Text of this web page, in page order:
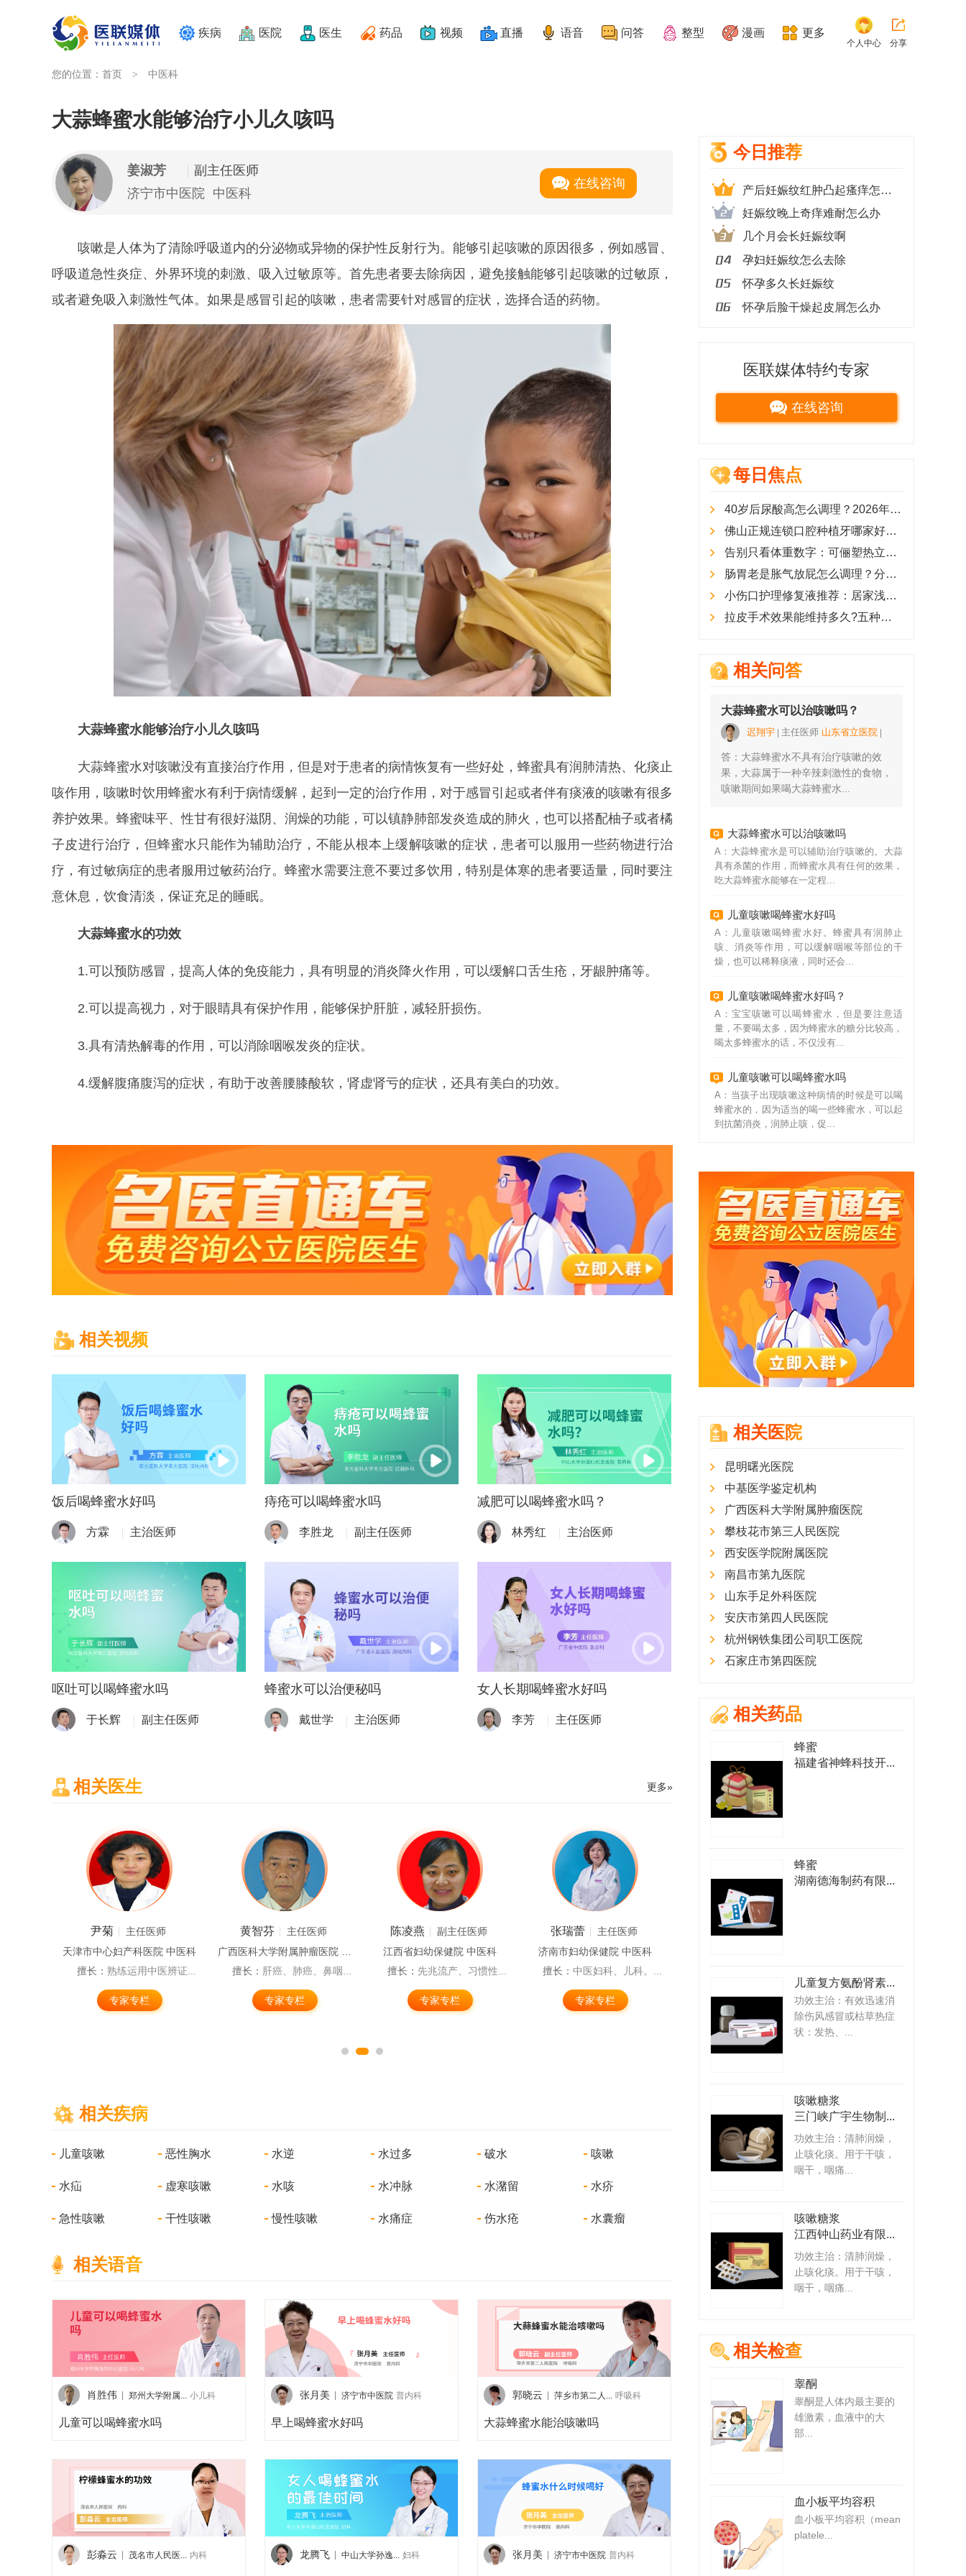
疾病 医院 医生 药品 视频 直播 语音 问答 整型 漫画 更多
个人中心 分享
您的位置： 首页 > 中医科
大蒜蜂蜜水能够治疗小儿久咳吗
姜淑芳
副主任医师
济宁市中医院 中医科
在线咨询
咳嗽是人体为了清除呼吸道内的分泌物或异物的保护性反射行为。能够引起咳嗽的原因很多，例如感冒、
呼吸道急性炎症、外界环境的刺激、吸入过敏原等。首先患者要去除病因，避免接触能够引起咳嗽的过敏原，
或者避免吸入刺激性气体。如果是感冒引起的咳嗽，患者需要针对感冒的症状，选择合适的药物。
大蒜蜂蜜水能够治疗小儿久咳吗
大蒜蜂蜜水对咳嗽没有直接治疗作用，但是对于患者的病情恢复有一些好处，蜂蜜具有润肺清热、化痰止
咳作用，咳嗽时饮用蜂蜜水有利于病情缓解，起到一定的治疗作用，对于感冒引起或者伴有痰液的咳嗽有很多
养护效果。蜂蜜味平、性甘有很好滋阴、润燥的功能，可以镇静肺部发炎造成的肺火，也可以搭配柚子或者橘
子皮进行治疗，但蜂蜜水只能作为辅助治疗，不能从根本上缓解咳嗽的症状，患者可以服用一些药物进行治
疗，有过敏病症的患者服用过敏药治疗。蜂蜜水需要注意不要过多饮用，特别是体寒的患者要适量，同时要注
意休息，饮食清淡，保证充足的睡眠。
大蒜蜂蜜水的功效
1.可以预防感冒，提高人体的免疫能力，具有明显的消炎降火作用，可以缓解口舌生疮，牙龈肿痛等。
2.可以提高视力，对于眼睛具有保护作用，能够保护肝脏，减轻肝损伤。
3.具有清热解毒的作用，可以消除咽喉发炎的症状。
4.缓解腹痛腹泻的症状，有助于改善腰膝酸软，肾虚肾亏的症状，还具有美白的功效。
相关视频
饭后喝蜂蜜水好吗
方霖 主治医师
痔疮可以喝蜂蜜水吗
李胜龙 副主任医师
减肥可以喝蜂蜜水吗？
林秀红 主治医师
呕吐可以喝蜂蜜水吗
于长辉 副主任医师
蜂蜜水可以治便秘吗
戴世学 主治医师
女人长期喝蜂蜜水好吗
李芳 主任医师
相关医生 更多»
尹菊
主任医师
天津市中心妇产科医院 中医科
擅长： 熟练运用中医辨证...
专家专栏
黄智芬
主任医师
擅长： 肝癌、肺癌、鼻咽...
专家专栏
陈凌燕
副主任医师
江西省妇幼保健院 中医科
擅长： 先兆流产、习惯性...
专家专栏
张瑞蕾
主任医师
济南市妇幼保健院 中医科
擅长： 中医妇科、儿科。...
专家专栏
谭志强
主治医师
专家专栏 专家专栏
相关疾病
儿童咳嗽 恶性胸水 水逆 水过多 破水 咳嗽
水疝 虚寒咳嗽 水咳 水冲脉 水潴留 水疥
急性咳嗽 干性咳嗽 慢性咳嗽 水痛症 伤水疮 水囊瘤
相关语音
肖胜伟 郑州大学附属... 小儿科
儿童可以喝蜂蜜水吗
张月美 济宁市中医院 普内科
早上喝蜂蜜水好吗
郭晓云 萍乡市第二人... 呼吸科
大蒜蜂蜜水能治咳嗽吗
彭淼云 茂名市人民医... 内科 龙腾飞 中山大学孙逸... 妇科 张月美 济宁市中医院 普内科
今日推荐
产后妊娠纹红肿凸起瘙痒怎么办
妊娠纹晚上奇痒难耐怎么办
几个月会长妊娠纹啊
孕妇妊娠纹怎么去除
怀孕多久长妊娠纹
怀孕后脸干燥起皮屑怎么办
医联媒体特约专家
在线咨询
每日焦点
40岁后尿酸高怎么调理？2026年热门降尿酸补剂测评，助力重塑健康代谢
佛山正规连锁口腔种植牙哪家好？广大口腔技术、医生与价格全盘点
告别只看体重数字：可俪塑热立塑助力精准局部塑形升级
肠胃老是胀气放屁怎么调理？分情境解析经常胀气吃什么牌子的益生菌
小伤口护理修复液推荐：居家浅表创面科学护理方案与产品选型
拉皮手术效果能维持多久?五种主流面部提升全面解析
相关问答
大蒜蜂蜜水可以治咳嗽吗？
迟翔宇 主任医师 山东省立医院
答：大蒜蜂蜜水不具有治疗咳嗽的效
果，大蒜属于一种辛辣刺激性的食物，
咳嗽期间如果喝大蒜蜂蜜水...
大蒜蜂蜜水可以治咳嗽吗
A：大蒜蜂蜜水是可以辅助治疗咳嗽的。大蒜
具有杀菌的作用，而蜂蜜水具有任何的效果，
吃大蒜蜂蜜水能够在一定程...
儿童咳嗽喝蜂蜜水好吗
A：儿童咳嗽喝蜂蜜水好。蜂蜜具有润肺止
咳、消炎等作用，可以缓解咽喉等部位的干
燥，也可以稀释痰液，同时还会...
儿童咳嗽喝蜂蜜水好吗？
A：宝宝咳嗽可以喝蜂蜜水，但是要注意适
量，不要喝太多，因为蜂蜜水的糖分比较高，
喝太多蜂蜜水的话，不仅没有...
儿童咳嗽可以喝蜂蜜水吗
A：当孩子出现咳嗽这种病情的时候是可以喝
蜂蜜水的，因为适当的喝一些蜂蜜水，可以起
到抗菌消炎，润肺止咳，促...
相关医院
昆明曙光医院
中基医学鉴定机构
广西医科大学附属肿瘤医院
攀枝花市第三人民医院
西安医学院附属医院
南昌市第九医院
山东手足外科医院
安庆市第四人民医院
杭州钢铁集团公司职工医院
石家庄市第四医院
相关药品
蜂蜜
福建省神蜂科技开...
蜂蜜
湖南德海制药有限...
儿童复方氨酚肾素...
功效主治：有效迅速消
除伤风感冒或枯草热症
状：发热、...
咳嗽糖浆
三门峡广宇生物制...
功效主治：清肺润燥，
止咳化痰。用于干咳，
咽干，咽痛...
咳嗽糖浆
江西钟山药业有限...
功效主治：清肺润燥，
止咳化痰。用于干咳，
咽干，咽痛...
相关检查
睾酮
睾酮是人体内最主要的
雄激素，血液中的大
部...
血小板平均容积
血小板平均容积（mean
platele...